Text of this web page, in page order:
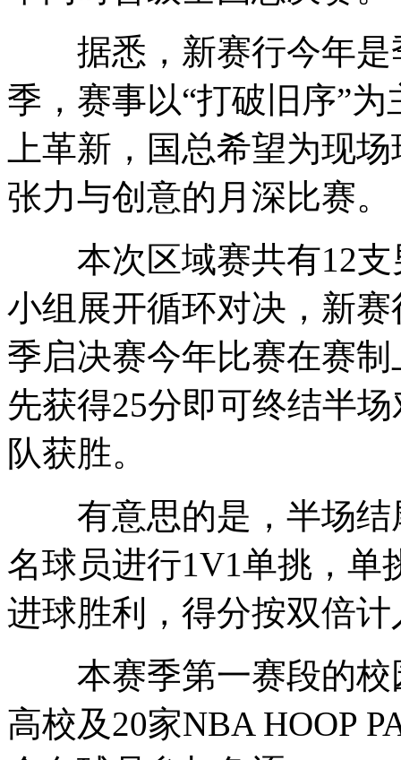
据悉，新赛行今年是
季，赛事以“打破旧序”为
上革新，国总希望为现
张力与创意的月深比赛。
本次区域赛共有12支
小组展开循环对决，新
季启决赛今年比赛在赛
先获得25分即可终结半
队获胜。
有意思的是，半场结
名球员进行1V1单挑，单
进球胜利，得分按双倍
本赛季第一赛段的校
高校及20家NBA HOOP